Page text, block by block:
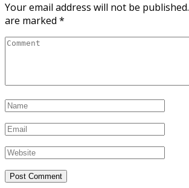
Your email address will not be published.
are marked *